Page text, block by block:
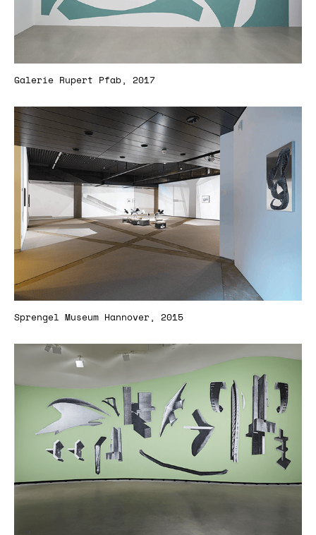
Galerie Rupert Pfab, 2017
Sprengel Museum Hannover, 2015